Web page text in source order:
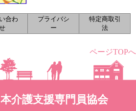
ページTOPへ
介護支援専門員協会
合わ
プライバシ
ー
特定商取引
法